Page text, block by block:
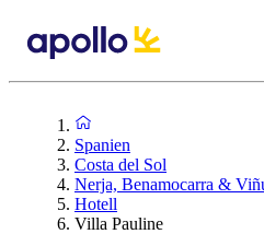
Spanien
Costa del Sol
Nerja, Benamocarra &
Hotell
Villa Pauline